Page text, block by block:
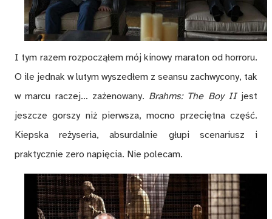
I tym razem rozpocząłem mój kinowy maraton od horroru.
O ile jednak w lutym wyszedłem z seansu zachwycony, tak
w marcu raczej… zażenowany. Brahms: The Boy IIjest
jeszcze gorszy niż pierwsza, mocno przeciętna część.
Kiepska reżyseria, absurdalnie głupi scenariusz i
praktycznie zero napięcia. Nie polecam.